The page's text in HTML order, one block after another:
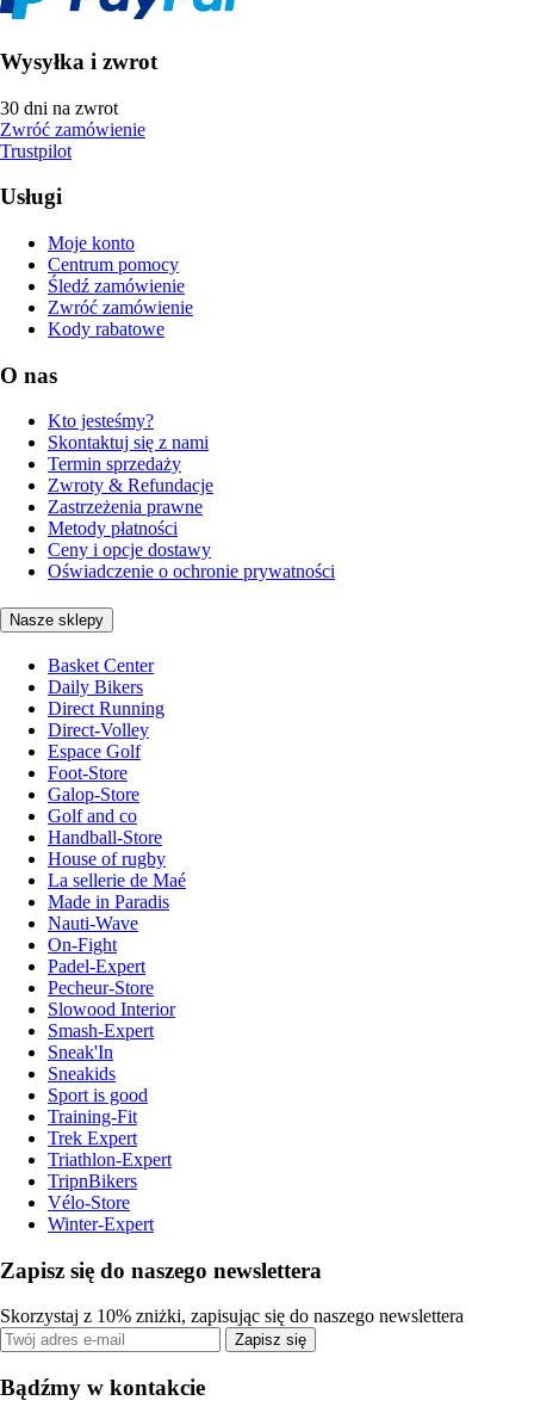
Wysyłka i zwrot
30 dni na zwrot
Zwróć zamówienie
Trustpilot
Usługi
Moje konto
Centrum pomocy
Śledź zamówienie
Zwróć zamówienie
Kody rabatowe
O nas
Kto jesteśmy?
Skontaktuj się z nami
Termin sprzedaży
Zwroty & Refundacje
Zastrzeżenia prawne
Metody płatności
Ceny i opcje dostawy
Oświadczenie o ochronie prywatności
Nasze sklepy
Basket Center
Daily Bikers
Direct Running
Direct-Volley
Espace Golf
Foot-Store
Galop-Store
Golf and co
Handball-Store
House of rugby
La sellerie de Maé
Made in Paradis
Nauti-Wave
On-Fight
Padel-Expert
Pecheur-Store
Slowood Interior
Smash-Expert
Sneak'In
Sneakids
Sport is good
Training-Fit
Trek Expert
Triathlon-Expert
TripnBikers
Vélo-Store
Winter-Expert
Zapisz się do naszego newslettera
Skorzystaj z 10% zniżki, zapisując się do naszego newslettera
Zapisz się
Bądźmy w kontakcie